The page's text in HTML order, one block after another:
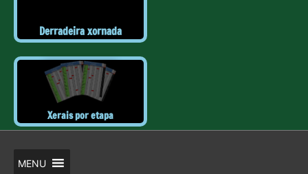
Derradeira xornada
Xerais por etapa
MENU